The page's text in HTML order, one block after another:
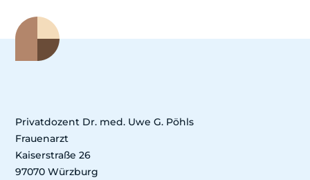
Privatdozent Dr. med. Uwe G. Pöhls
Frauenarzt
Kaiserstraße 26
97070 Würzburg